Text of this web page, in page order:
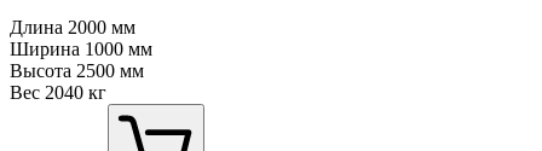
Длина 2000 мм
Ширина 1000 мм
Высота 2500 мм
Вес 2040 кг